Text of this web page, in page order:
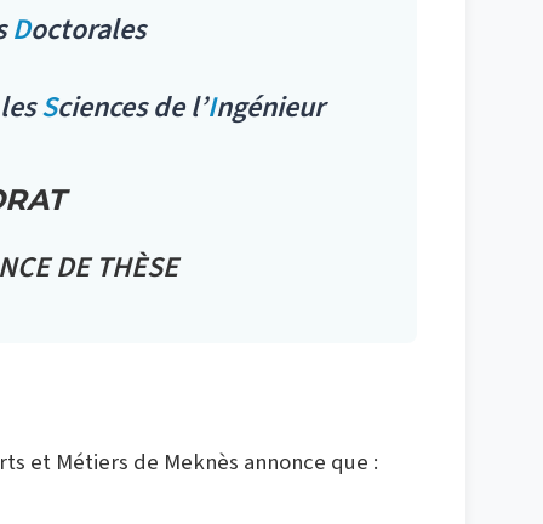
Doctorales
Sciences de l’Ingénieur
DE THÈSE
et Métiers de Meknès annonce que :